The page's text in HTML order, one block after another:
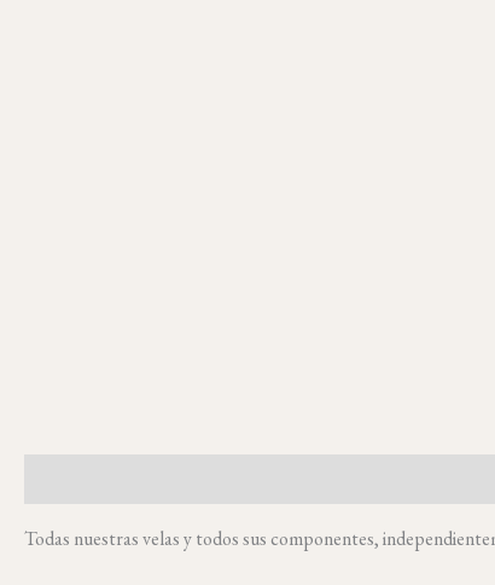
Todas nuestras velas y todos sus componentes,